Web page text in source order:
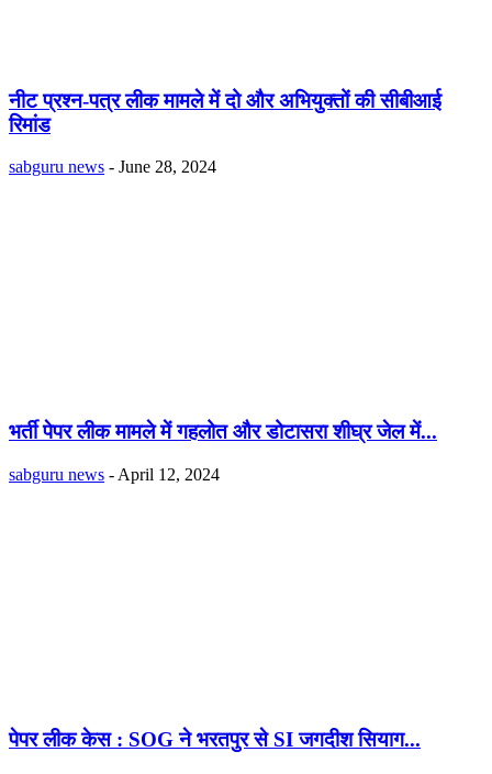
नीट प्रश्न-पत्र लीक मामले में दो और अभियुक्तों की सीबीआई
रिमांड
sabguru news - June 28, 2024
भर्ती पेपर लीक मामले में गहलोत और डोटासरा शीघ्र जेल में...
sabguru news - April 12, 2024
पेपर लीक केस : SOG ने भरतपुर से SI जगदीश सियाग...